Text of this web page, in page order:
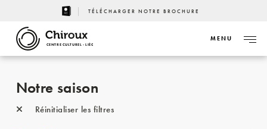
TÉLÉCHARGER NOTRE BROCHURE
CENTRE CULTUREL - LIÈGE
MENU
Notre saison
Réinitialiser les filtres